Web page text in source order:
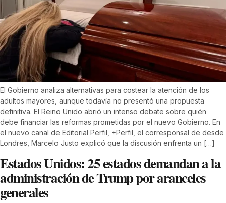
El Gobierno analiza alternativas para costear la atención de los
adultos mayores, aunque todavía no presentó una propuesta
definitiva. El Reino Unido abrió un intenso debate sobre quién
debe financiar las reformas prometidas por el nuevo Gobierno. En
el nuevo canal de Editorial Perfil, +Perfil, el corresponsal de desde
Londres, Marcelo Justo explicó que la discusión enfrenta un […]
Estados Unidos: 25 estados demandan a la
administración de Trump por aranceles
generales